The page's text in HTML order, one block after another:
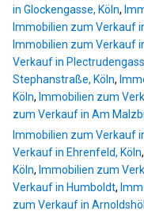
in Glockengasse, Köln,
Immobilien zum Verkauf
Immobilien zum Verkauf
Verkauf in
Stephanstraße, Köln,
Köln, Immobilien zum
zum Verkauf in Am
Immobilien zum Verkauf
Verkauf in Ehrenfeld, Köln,
Köln, Immobilien zum
Verkauf in Humboldt,
zum Verkauf in